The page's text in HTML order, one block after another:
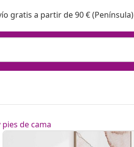
gratis a partir de 90 € (Península)
pies de cama